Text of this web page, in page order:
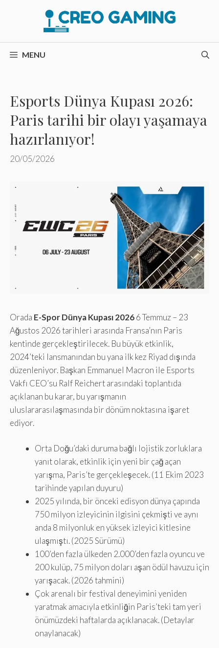
MENU
Esports Dünya Kupası 2026:
Paris tarihi bir olayı yaşamaya
hazırlanıyor!
20/05/2026
Orada E-Spor Dünya Kupası 20266 Temmuz – 23
Ağustos 2026 tarihleri ​​arasında Fransa’nın Paris
kentinde gerçekleştirilecek. Bu büyük etkinlik,
2024’teki lansmanından bu yana ilk kez Riyad dışında
düzenleniyor. Başkan Emmanuel Macron ile Esports
Vakfı CEO’su Ralf Reichert arasındaki toplantıda
açıklanan bu karar, bu yarışmanın
uluslararasılaşmasında bir dönüm noktasına işaret
ediyor.
Orta Doğu’daki duruma bağlı lojistik zorluklara
yanıt olarak, etkinlik için yeni bir çağ açan
yarışma, Paris’te gerçekleşecek. (11 Ekim 2023
tarihinde yapılan duyuru)
2025 yılında, bir önceki edisyon dünya çapında
750 milyon izleyicinin ilgisini çekmişti ve aynı
anda 8 milyonluk en yüksek izleyici kitlesine
ulaşmıştı. (2025 Sürümü)
100’den fazla ülkeden 2.000’den fazla oyuncu ve
200 kulüp, 75 milyon doları aşan ödül havuzu için
yarışacak. (2026 tahmini)
Çok arenalı bir festival deneyimini yeniden
yaratmak amacıyla etkinliğin Paris’teki tam yeri
önümüzdeki haftalarda açıklanacak. (Detaylar
onaylanacak)